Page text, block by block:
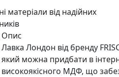
матеріали від надійних
Опис
Лавка Лондон від бренду
який можна придбати в
високоякісного МДФ, що